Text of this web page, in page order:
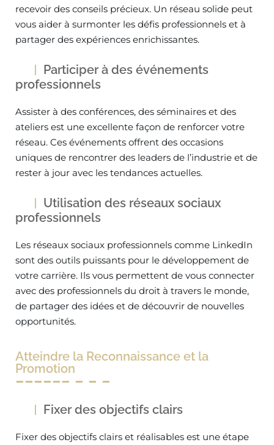
recevoir des conseils précieux. Un réseau solide peut
vous aider à surmonter les défis professionnels et à
partager des expériences enrichissantes.
Participer à des événements
professionnels
Assister à des conférences, des séminaires et des
ateliers est une excellente façon de renforcer votre
réseau. Ces événements offrent des occasions
uniques de rencontrer des leaders de l’industrie et de
rester à jour avec les tendances actuelles.
Utilisation des réseaux sociaux
professionnels
Les réseaux sociaux professionnels comme LinkedIn
sont des outils puissants pour le développement de
votre carrière. Ils vous permettent de vous connecter
avec des professionnels du droit à travers le monde,
de partager des idées et de découvrir de nouvelles
opportunités.
Atteindre la Reconnaissance et la
Promotion
Fixer des objectifs clairs
Fixer des objectifs clairs et réalisables est une étape